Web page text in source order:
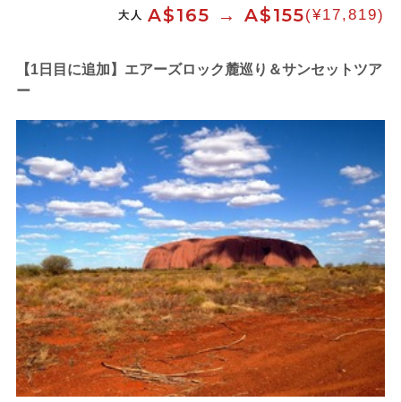
大人 A$165 → A$155(¥17,819)
【1日目に追加】エアーズロック麓巡り＆サンセットツア
ー